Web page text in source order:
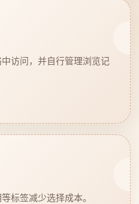
访问，并自行管理浏览记
标签减少选择成本。